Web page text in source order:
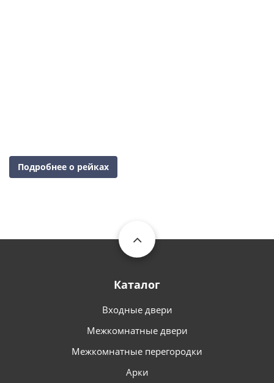
Подробнее о рейках
Каталог
Входные двери
Межкомнатные двери
Межкомнатные перегородки
Арки